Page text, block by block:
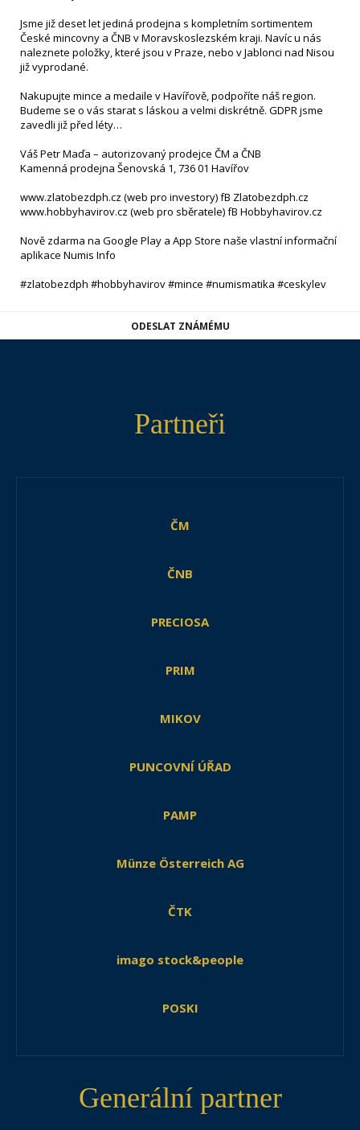
Jsme již deset let jediná prodejna s kompletním sortimentem
České mincovny a ČNB v Moravskoslezském kraji. Navíc u nás
naleznete položky, které jsou v Praze, nebo v Jablonci nad Nisou
již vyprodané.
Nakupujte mince a medaile v Havířově, podpoříte náš region.
Budeme se o vás starat s láskou a velmi diskrétně. GDPR jsme
zavedli již před léty…
Váš Petr Maďa – autorizovaný prodejce ČM a ČNB
Kamenná prodejna Šenovská 1, 736 01 Havířov
www.zlatobezdph.cz (web pro investory) fB Zlatobezdph.cz
www.hobbyhavirov.cz (web pro sběratele) fB Hobbyhavirov.cz
Nově zdarma na Google Play a App Store naše vlastní informační
aplikace Numis Info
#zlatobezdph #hobbyhavirov #mince #numismatika #ceskylev
ODESLAT ZNÁMÉMU
Partneři
ČM
ČNB
PRECIOSA
PRIM
MIKOV
PUNCOVNÍ ÚŘAD
PAMP
Münze Österreich AG
ČTK
imago stock&people
POSKI
Generální partner